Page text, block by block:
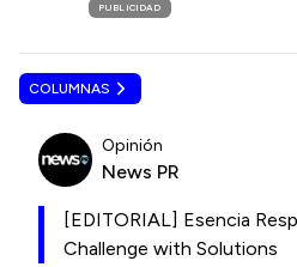
PUBLICIDAD
COLUMNAS
Opinión
News PR
[EDITORIAL] Esencia
Challenge with Solutions